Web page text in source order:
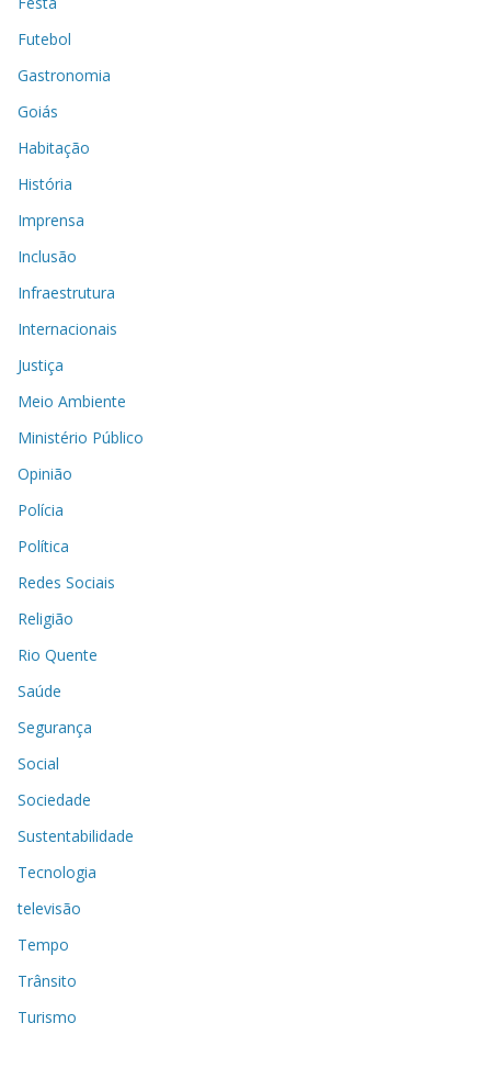
Futebol
Gastronomia
Goiás
Habitação
História
Imprensa
Inclusão
Infraestrutura
Internacionais
Justiça
Meio Ambiente
Ministério Público
Opinião
Polícia
Política
Redes Sociais
Religião
Rio Quente
Saúde
Segurança
Social
Sociedade
Sustentabilidade
Tecnologia
televisão
Tempo
Trânsito
Turismo